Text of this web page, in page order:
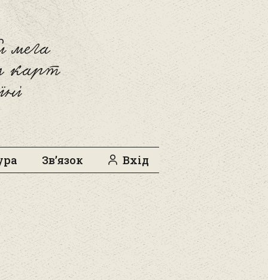
мега
карт
Зв’язок Вхід